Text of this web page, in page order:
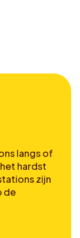
langs of
hardst
zijn
de